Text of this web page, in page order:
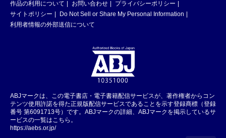
作品の利用について
お問い合わせ
プライバシーポリシー
サイトポリシー
Do Not Sell or Share My Personal Information
利用者情報の外部送信について
ABJマークは、この電子書店・電子書籍配信サービスが、著作権者からコン
テンツ使用許諾を得た正規版配信サービスであることを示す登録商標（登録
番号 第6091713号）です。ABJマークの詳細、ABJマークを掲示しているサ
ービスの一覧はこちら。
https://aebs.or.jp/